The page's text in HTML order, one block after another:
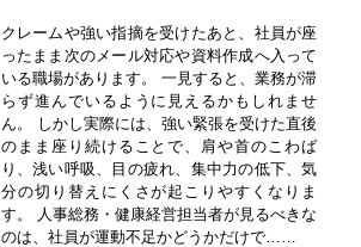
クレームや強い指摘を受けたあと、社員が座
ったまま次のメール対応や資料作成へ入って
いる職場があります。 一見すると、業務が滞
らず進んでいるように見えるかもしれませ
ん。 しかし実際には、強い緊張を受けた直後
のまま座り続けることで、肩や首のこわば
り、浅い呼吸、目の疲れ、集中力の低下、気
分の切り替えにくさが起こりやすくなりま
す。 人事総務・健康経営担当者が見るべきな
のは、社員が運動不足かどうかだけで……